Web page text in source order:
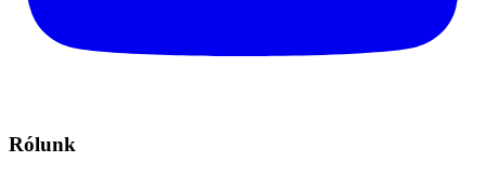
Rólunk